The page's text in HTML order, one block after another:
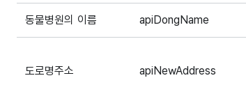
동물병원의 이름 apiDongName
도로명주소 apiNewAddress